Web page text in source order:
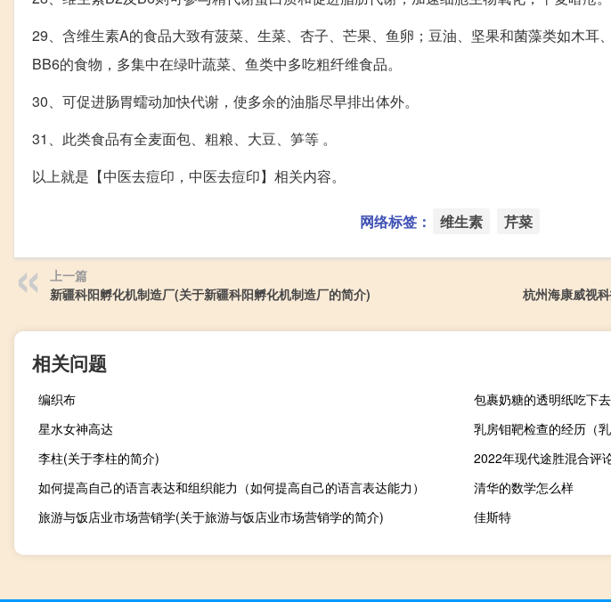
29、含维生素A的食品大致有菠菜、生菜、杏子、芒果、鱼卵；豆油、坚果和菌藻类如木耳
BB6的食物，多集中在绿叶蔬菜、鱼类中多吃粗纤维食品。
30、可促进肠胃蠕动加快代谢，使多余的油脂尽早排出体外。
31、此类食品有全麦面包、粗粮、大豆、笋等 。
以上就是【中医去痘印，中医去痘印】相关内容。
网络标签： 维生素 芹菜
上一篇
新疆科阳孵化机制造厂(关于新疆科阳孵化机制造厂的简介)
杭州海康威视
相关问题
编织布
包裹奶糖的透明纸吃下
星水女神高达
乳房钼靶检查的经历（
李柱(关于李柱的简介)
2022年现代途胜混合评
如何提高自己的语言表达和组织能力（如何提高自己的语言表达能力）
清华的数学怎么样
旅游与饭店业市场营销学(关于旅游与饭店业市场营销学的简介)
佳斯特